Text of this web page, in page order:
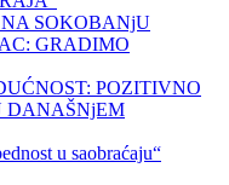
SOKOBANjU
GRADIMO
POZITIVNO
DANAŠNjEM
u saobraćaju“